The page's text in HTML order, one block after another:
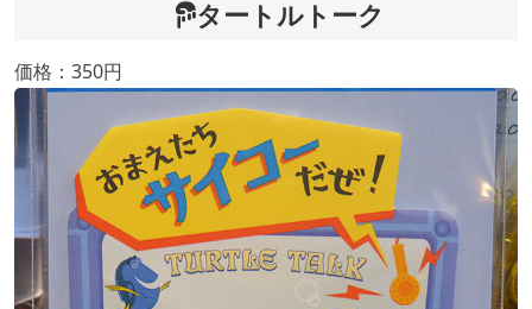
タートルトーク
価格：350円